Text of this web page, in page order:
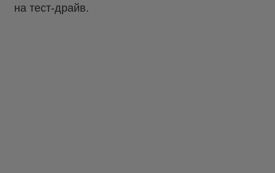
на тест-драйв.